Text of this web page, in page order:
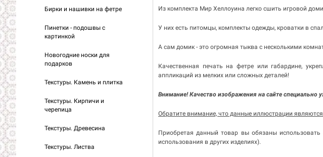
Бирки и нашивки на фетре
Пинетки - подошвы с
картинкой
Новогодние носки для
подарков
Текстуры. Камень и плитка
Текстуры. Кирпичи и
черепица
Текстуры. Древесина
Текстуры. Листва
Из комплекта Мир Хеллоуина легко сшить игровой
У них есть питомцы, комплекты одежды, кроватки в
А сам домик - это огромная тыква с несколькими
Качественная печать на фетре или габардине,
аппликаций из мелких или сложных деталей!
Внимание! Качество изображения на сайте специально
Обратите внимание, что данные иллюстрации
Приобретая данный товар вы обязаны
использования в других изделиях).